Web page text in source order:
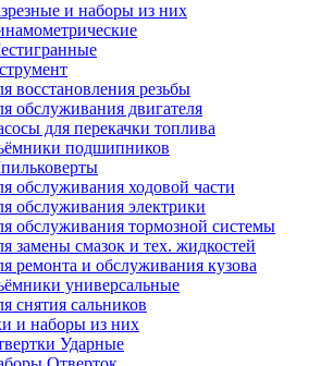
и наборы из них
восстановления резьбы
обслуживания двигателя
для перекачки топлива
подшипников
обслуживания ходовой части
обслуживания электрики
обслуживания тормозной системы
замены смазок и тех. жидкостей
ремонта и обслуживания кузова
универсальные
снятия сальников
и наборы из них
Ударные